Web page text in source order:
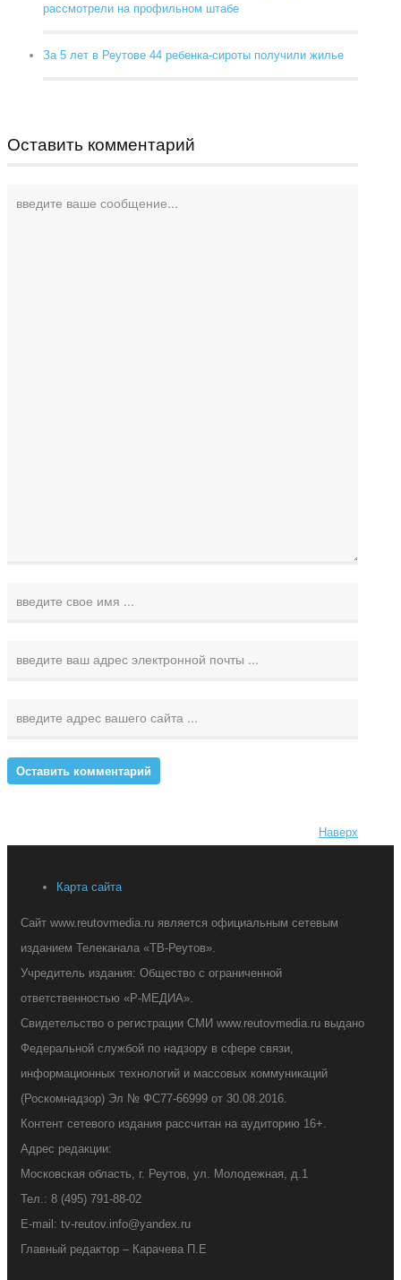
рассмотрели на профильном штабе
За 5 лет в Реутове 44 ребенка-сироты получили жилье
Оставить комментарий
Наверх
Карта сайта
Сайт www.reutovmedia.ru является официальным сетевым
изданием Телеканала «ТВ-Реутов».
Учредитель издания: Общество с ограниченной
ответственностью «Р-МЕДИА».
Свидетельство о регистрации СМИ www.reutovmedia.ru выдано
Федеральной службой по надзору в сфере связи,
информационных технологий и массовых коммуникаций
(Роскомнадзор) Эл № ФС77-66999 от 30.08.2016.
Контент сетевого издания рассчитан на аудиторию 16+.
Адрес редакции:
Московская область, г. Реутов, ул. Молодежная, д.1
Тел.: 8 (495) 791-88-02
E-mail: tv-reutov.info@yandex.ru
Главный редактор – Карачева П.Е